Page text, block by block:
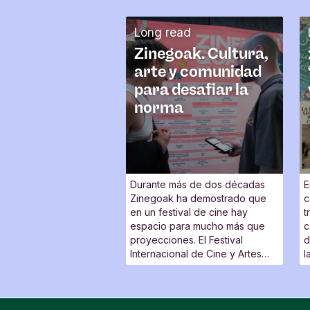
r
i
o
Zinegoak. Cultura,
arte y comunidad
para desafiar la
norma
Long read
Durante más de dos décadas
Zinegoak ha demostrado que
en un festival de cine hay
espacio para mucho más que
proyecciones. El Festival
Internacional de Cine y Artes
Escénicas LGTBIQ+ de Bilbao
encuentro, una plataforma para